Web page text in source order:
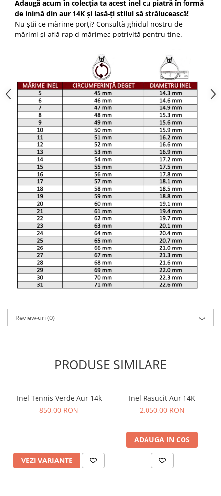
Adaugă acum în colecția ta acest inel cu piatră în formă
de inimă din aur 14K și lasă-ți stilul să strălucească!
Nu știi ce mărime porți? Consultă ghidul nostru de
mărimi și află rapid mărimea potrivită pentru tine.
Review-uri(0)
PRODUSE SIMILARE
Inel Tennis Verde Aur 14k
850,00 RON
VEZI VARIANTE
Inel Rasucit Aur 14K
2.050,00 RON
ADAUGA IN COS